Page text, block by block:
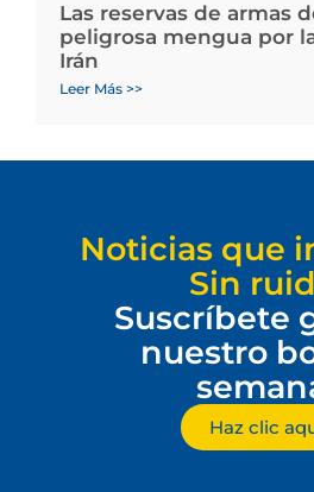
Las reservas de armas
peligrosa mengua por
Irán
Leer Más >>
Noticias que
Sin
Suscríbete
nuestro
Haz clic